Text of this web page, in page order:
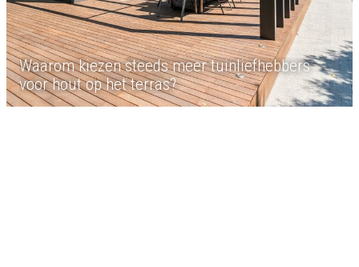
Waarom kiezen steeds meer tuinliefhebbers
voor hout op het terras?